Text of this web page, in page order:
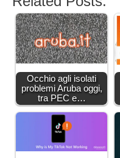
Occhio agli isolati
problemi Aruba oggi,
tra PEC e…